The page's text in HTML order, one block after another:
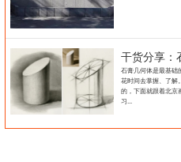
干货分享：
石膏几何体是最基础
花时间去掌握、了解
的，下面就跟着北京
习...